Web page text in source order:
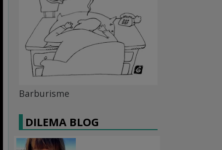
Barburisme
DILEMA BLOG